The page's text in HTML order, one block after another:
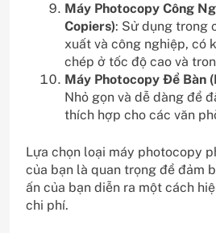
Máy Photocopy Công
Copiers): Sử dụng trong
xuất và công nghiệp, có
chép ở tốc độ cao và
Máy Photocopy Để Bàn
Nhỏ gọn và dễ dàng để
thích hợp cho các văn
Lựa chọn loại máy photocopy
của bạn là quan trọng để đảm
ấn của bạn diễn ra một cách
chi phí.